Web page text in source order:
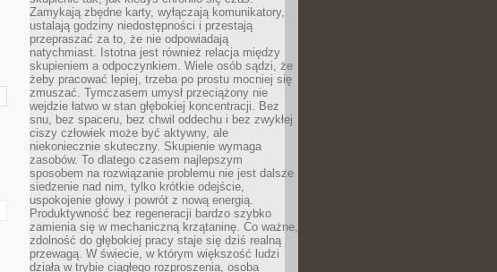
Zamykają zbędne karty, wyłączają komunikatory,
ustalają godziny niedostępności i przestają
przepraszać za to, że nie odpowiadają
natychmiast. Istotna jest również relacja między
skupieniem a odpoczynkiem. Wiele osób sądzi, że
żeby pracować lepiej, trzeba po prostu mocniej się
zmuszać. Tymczasem umysł przeciążony nie
wejdzie łatwo w stan głębokiej koncentracji. Bez
snu, bez spaceru, bez chwil oddechu i bez zwykłej
ciszy człowiek może być aktywny, ale
niekoniecznie skuteczny. Skupienie wymaga
zasobów. To dlatego czasem najlepszym
sposobem na rozwiązanie problemu nie jest dalsze
siedzenie nad nim, tylko krótkie odejście,
uspokojenie głowy i powrót z nową energią.
Produktywność bez regeneracji bardzo szybko
zamienia się w mechaniczną krzątaninę. Co ważne,
zdolność do głębokiej pracy staje się dziś realną
przewagą. W świecie, w którym większość ludzi
działa w trybie ciągłego rozproszenia, osoba